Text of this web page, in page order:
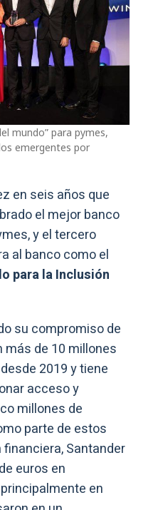
mundo” para pymes,
emergentes por
en seis años que
el mejor banco
y el tercero
al banco como el
para la Inclusión
su compromiso de
de 10 millones
2019 y tiene
acceso y
millones de
parte de estos
Santander
euros en
en